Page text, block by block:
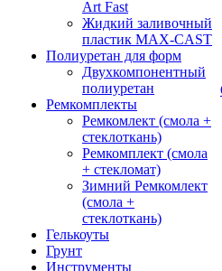
Art Fast
Жидкий заливочный
пластик MAX-CAST
Полиуретан для форм
Двухкомпонентный
полиуретан
Ремкомплекты
Ремкомлект (смола +
стеклоткань)
Ремкомплект (смола
+ стекломат)
Зимний Ремкомлект
(смола +
стеклоткань)
Гелькоуты
Грунт
Инструменты